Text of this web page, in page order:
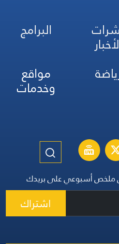
البرامج
مواقع
وخدمات
ملخص أسبوعي على بريدك
اشتراك